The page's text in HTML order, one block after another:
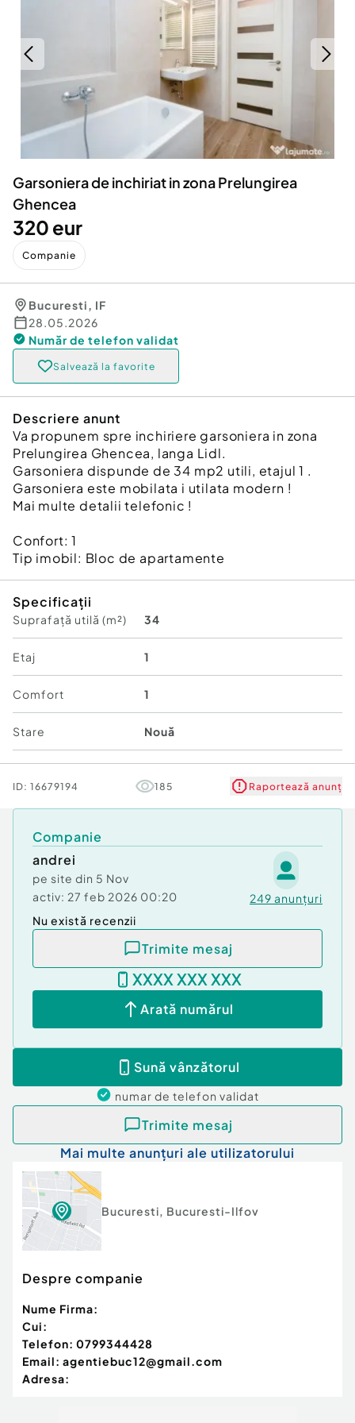
Animale de companie
Afaceri și echipamente profesionale
Inchiriere Bunuri si Vehicule
Utilaje agricole si industriale
Piese auto si accesorii
Dacia Duster
Garsoniera de inchiriat in zona Prelungirea
Ghencea
320 eur
Companie
Bucuresti, IF
28.05.2026
Număr de telefon validat
Salvează la favorite
Descriere anunt
Va propunem spre inchiriere garsoniera in zona
Prelungirea Ghencea, langa Lidl.
Garsoniera dispunde de 34 mp2 utili, etajul 1 .
Garsoniera este mobilata i utilata modern !
Mai multe detalii telefonic !
Confort:1
Tip imobil: Bloc de apartamente
Specificații
Suprafață utilă (m²) 34
Etaj 1
Comfort 1
Stare Nouă
ID: 16679194 185 Raportează anunț
Companie
andrei
pe site din 5 Nov
activ: 27 feb 2026 00:20 249 anunțuri
Nu există recenzii
Trimite mesaj
XXXX XXX XXX
Arată numărul
Sună vânzătorul
numar de telefon validat
Trimite mesaj
Mai multe anunțuri ale utilizatorului
Bucuresti, Bucuresti-Ilfov
Despre companie
Nume Firma:
Cui:
Telefon: 0799344428
Email: agentiebuc12@gmail.com
Adresa: